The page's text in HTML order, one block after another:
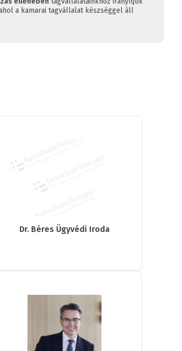
a kamarai tagvállalat készséggel áll
Dr. Béres Ügyvédi Iroda